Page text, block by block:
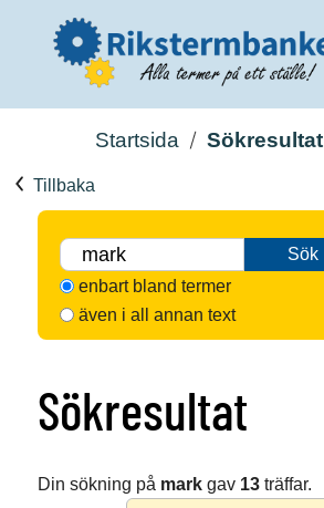
Startsida Sökresultat
Tillbaka
Sök
enbart bland termer
även i all annan text
Sökresultat
Din sökning på markgav 13träffar.